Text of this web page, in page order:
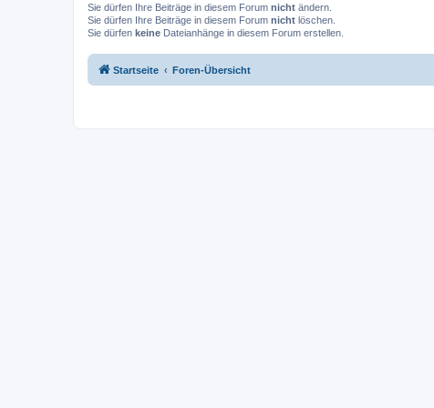
Sie dürfen Ihre Beiträge in diesem Forum nicht ändern.
Sie dürfen Ihre Beiträge in diesem Forum nicht löschen.
Sie dürfen keine Dateianhänge in diesem Forum erstellen.
Startseite Foren-Übersicht